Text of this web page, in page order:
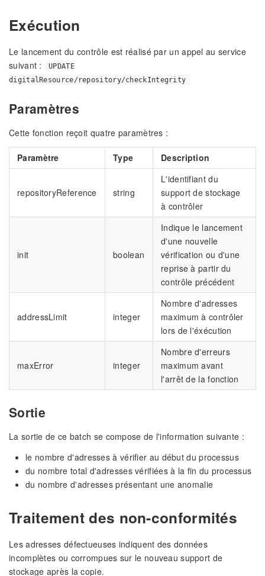
Exécution
Le lancement du contrôle est réalisé par un appel au service
suivant :
UPDATE
digitalResource/repository/checkIntegrity
Paramètres
Cette fonction reçoit quatre paramètres :
Paramètre Type Description
repositoryReference string
L'identifiant du
support de stockage
à contrôler
init boolean
Indique le lancement
d'une nouvelle
vérification ou d'une
reprise à partir du
contrôle précédent
addressLimit integer
Nombre d'adresses
maximum à contrôler
lors de l'éxécution
maxError integer
Nombre d'erreurs
maximum avant
l'arrêt de la fonction
Sortie
La sortie de ce batch se compose de l'information suivante :
le nombre d'adresses à vérifier au début du processus
du nombre total d'adresses vérifiées à la fin du processus
du nombre d'adresses présentant une anomalie
Traitement des non-conformités
Les adresses défectueuses indiquent des données
incomplètes ou corrompues sur le nouveau support de
stockage après la copie.